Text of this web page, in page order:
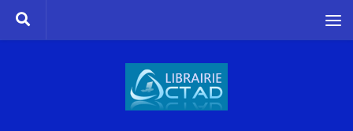
Skip to content